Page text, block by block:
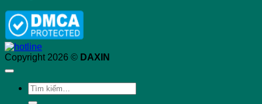
Copyright 2026 © DAXIN
Tìm
kiếm: